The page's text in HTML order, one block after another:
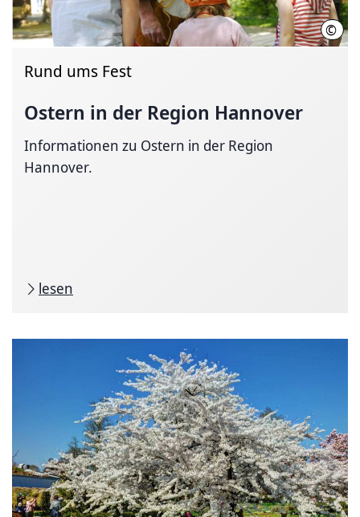
©
Rund ums Fest
Ostern in der Region Hannover
Informationen zu Ostern in der Region
Hannover.
lesen